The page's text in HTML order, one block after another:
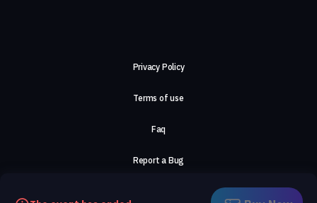
Privacy Policy
Terms of use
Faq
Report a Bug